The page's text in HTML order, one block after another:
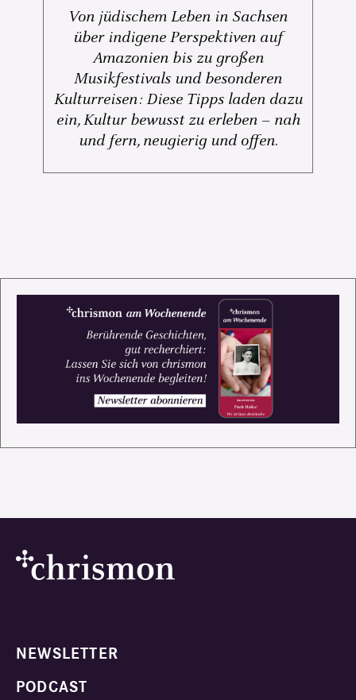
Von jüdischem Leben in Sachsen
über indigene Perspektiven auf
Amazonien bis zu großen
Musikfestivals und besonderen
Kulturreisen: Diese Tipps laden dazu
ein, Kultur bewusst zu erleben – nah
und fern, neugierig und offen.
NEWSLETTER
PODCAST